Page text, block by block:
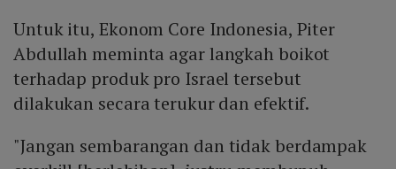
Untuk itu, Ekonom Core Indonesia, Piter
Abdullah meminta agar langkah boikot
terhadap produk pro Israel tersebut
dilakukan secara terukur dan efektif.
"Jangan sembarangan dan tidak berdampak